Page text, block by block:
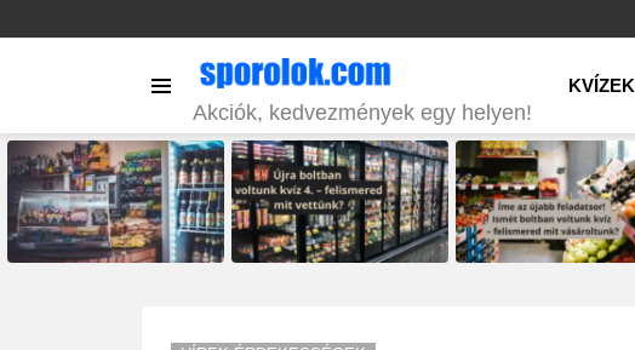
Akciók, kedvezmények egy helyen!
KVÍZEK
STORIES